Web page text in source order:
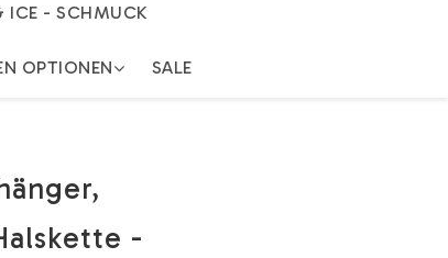
ICE - SCHMUCK
OPTIONEN SALE
-